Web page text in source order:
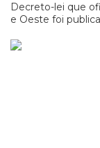
Decreto-lei que
e Oeste foi